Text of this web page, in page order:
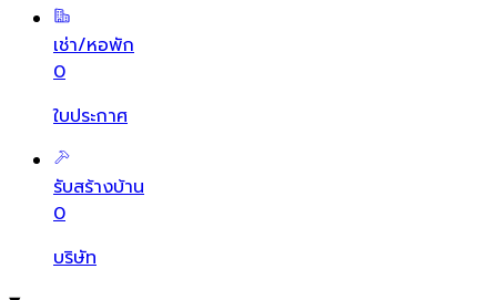
เช่า/หอพัก
0
ใบประกาศ
รับสร้างบ้าน
0
บริษัท